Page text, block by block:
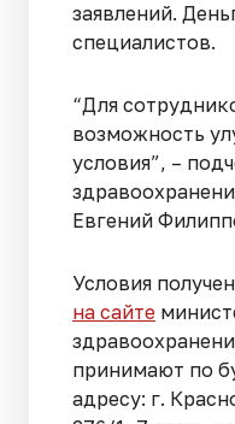
заявлений.
специалистов.
“Для
возможность
условия”, –
Евгений
Условия
на сайте
принимают по
адресу: г.